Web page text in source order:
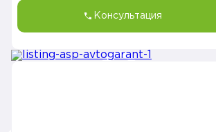
Консультация